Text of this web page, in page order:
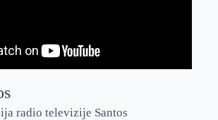
radio televizije Santos